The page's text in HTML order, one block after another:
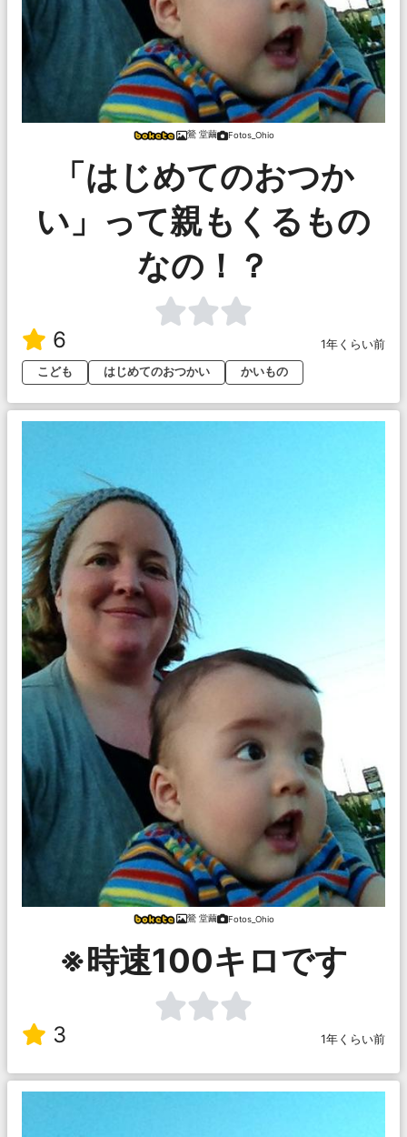
鶯 堂繭 Fotos_Ohio
「はじめてのおつか
い」って親もくるもの
なの！？
6
1年くらい前
こども
はじめてのおつかい かいもの
鶯 堂繭 Fotos_Ohio
※時速100キロです
3 1年くらい前